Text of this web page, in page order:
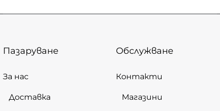
Пазаруване
За нас
Доставка
Обслужване
Контакти
Магазини